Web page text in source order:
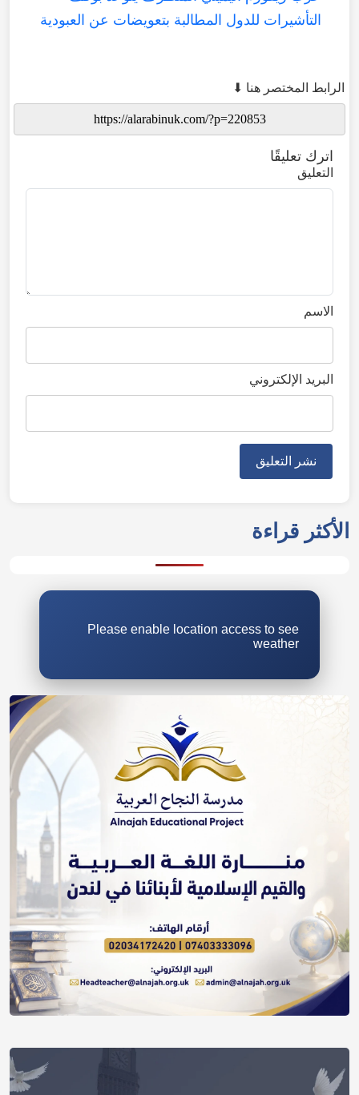
التأشيرات للدول المطالبة بتعويضات عن العبودية
الرابط المختصر هنا ⬇
اترك تعليقًا
التعليق
الاسم
البريد الإلكتروني
الأكثر قراءة
Please enable location access to see
weather